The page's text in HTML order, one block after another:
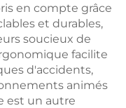
en compte grâce
et durables,
soucieux de
facilite
d'accidents,
animés
est un autre